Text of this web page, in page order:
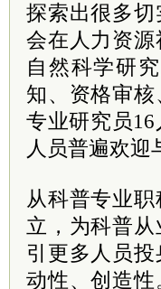
探索出很多
会在人力资
自然科学研
知、资格审
专业研究员
人员普遍欢迎
从科普专业
立，为科普
引更多人员
动性、创造